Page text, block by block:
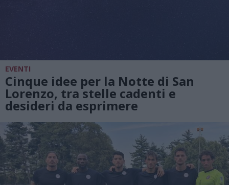
EVENTI
Cinque idee per la Notte di San
Lorenzo, tra stelle cadenti e
desideri da esprimere